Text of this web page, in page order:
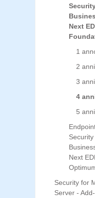
Next
1
2 anni
3 anni
4
5 anni
Next
Security for
Server -